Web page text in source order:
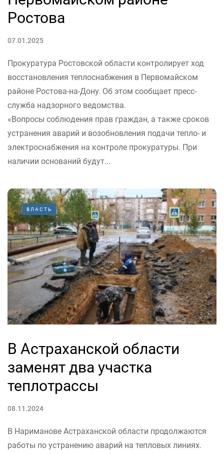
Ростова
07.01.2025
Прокуратура Ростовской области контролирует ход
восстановления теплоснабжения в Первомайском
районе Ростова-на-Дону. Об этом сообщает пресс-
служба надзорного ведомства.
«Вопросы соблюдения прав граждан, а также сроков
устранения аварий и возобновления подачи тепло- и
электроснабжения на контроле прокуратуры. При
наличии оснований будут...
ВЛАСТЬ
В Астраханской области
заменят два участка
теплотрассы
08.11.2024
В Нариманове Астраханской области продолжаются
работы по устранению аварий на тепловых линиях.